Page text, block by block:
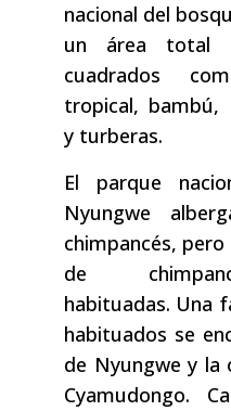
nacional del
un área total
cuadrados
tropical, bambú,
y turberas.
El parque
Nyungwe
chimpancés,
de
habituadas. Una
habituados se
de Nyungwe y la
Cyamudongo.